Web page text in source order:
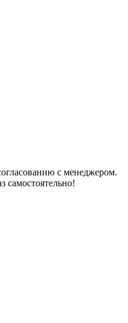
с менеджером.
самостоятельно!